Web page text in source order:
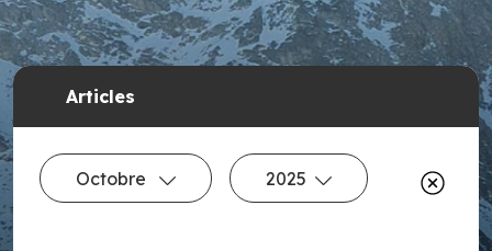
Articles
Octobre 2025